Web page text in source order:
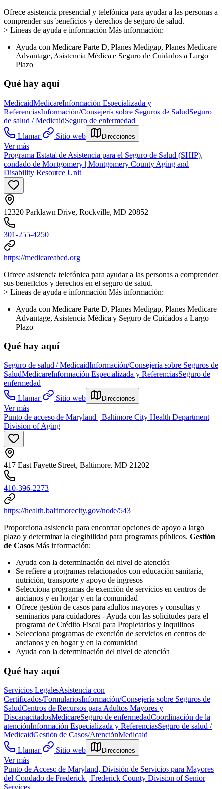
Ofrece asistencia presencial y telefónica para ayudar a las personas a
comprender sus beneficios y derechos de seguro de salud.
> Líneas de ayuda e información Más información:
Ayuda con Medicare Parte D, Planes Medigap, Planes Medicare
Advantage, Asistencia Médica e Seguro de Cuidados a Largo
Plazo
Qué hay aquí
MedicaidMedicareInformación Especializada y
ReferenciasInformación/Consejería sobre Seguros de SaludSeguro
de salud / MedicaidSeguro de enfermedad
Llamar
Sitio web Direcciones
Ver más
Programa Estatal de Asistencia para el Seguro de Salud (SHIP),
condado de Montgomery | Montgomery County Aging and
Disability Resource Unit
12320 Parklawn Drive, Rockville, MD 20852
301-255-4250
https://medicareabcd.org
Ofrece asistencia telefónica para ayudar a las personas a comprender
sus beneficios y derechos en el seguro de salud.
> Líneas de ayuda e información Más información:
Ayuda con Medicare Parte D, Planes Medigap, Planes Medicare
Advantage, Asistencia Médica y Seguro de Cuidados a Largo
Plazo
Qué hay aquí
Seguro de salud / MedicaidInformación/Consejería sobre Seguros de
SaludMedicareInformación Especializada y ReferenciasSeguro de
enfermedad
Llamar
Sitio web Direcciones
Ver más
Punto de acceso de Maryland | Baltimore City Health Department
Division of Aging
417 East Fayette Street, Baltimore, MD 21202
410-396-2273
https://health.baltimorecity.gov/node/543
Proporciona asistencia para encontrar opciones de apoyo a largo
plazo y determinar la elegibilidad para programas públicos. Gestión
de Casos Más información:
Ayuda con la determinación del nivel de atención
Se refiere a programas relacionados con educación sanitaria,
nutrición, transporte y apoyo de ingresos
Selecciona programas de exención de servicios en centros de
ancianos y en hogar y en la comunidad
Ofrece gestión de casos para adultos mayores y consultas y
seminarios para cuidadores - Ayuda con las solicitudes para el
programa de Crédito Fiscal para Propietarios y Inquilinos
Selecciona programas de exención de servicios en centros de
ancianos y en hogar y en la comunidad
Ayuda con la determinación del nivel de atención
Qué hay aquí
Servicios LegalesAsistencia con
Certificados/FormulariosInformación/Consejería sobre Seguros de
SaludCentros de Recursos para Adultos Mayores y
DiscapacitadosMedicareSeguro de enfermedadCoordinación de la
atenciónInformación Especializada y ReferenciasSeguro de salud /
MedicaidGestión de Casos/AtenciónMedicaid
Llamar
Sitio web Direcciones
Ver más
Punto de Acceso de Maryland, División de Servicios para Mayores
del Condado de Frederick | Frederick County Division of Senior
Services